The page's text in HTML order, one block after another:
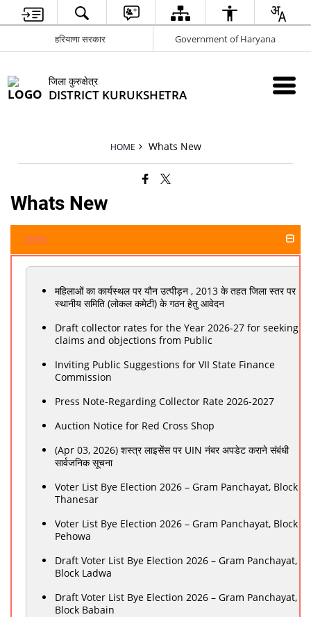
हरियाणा सरकार Government of Haryana
जिला कुरुक्षेत्र
DISTRICT KURUKSHETRA
HOME Whats New
Whats New
2026
महिलाओं का कार्यस्थल पर यौन उत्पीड़न , 2013 के तहत जिला स्तर पर
स्थानीय समिति (लोकल कमेटी) के गठन हेतु आवेदन
Draft collector rates for the Year 2026-27 for seeking
claims and objections from Public
Inviting Public Suggestions for VII State Finance
Commission
Press Note-Regarding Collector Rate 2026-2027
Auction Notice for Red Cross Shop
(Apr 03, 2026) शस्त्र लाइसेंस पर UIN नंबर अपडेट कराने संबंधी
सार्वजनिक सूचना
Voter List Bye Election 2026 – Gram Panchayat, Block
Thanesar
Voter List Bye Election 2026 – Gram Panchayat, Block
Pehowa
Draft Voter List Bye Election 2026 – Gram Panchayat,
Block Ladwa
Draft Voter List Bye Election 2026 – Gram Panchayat,
Block Babain